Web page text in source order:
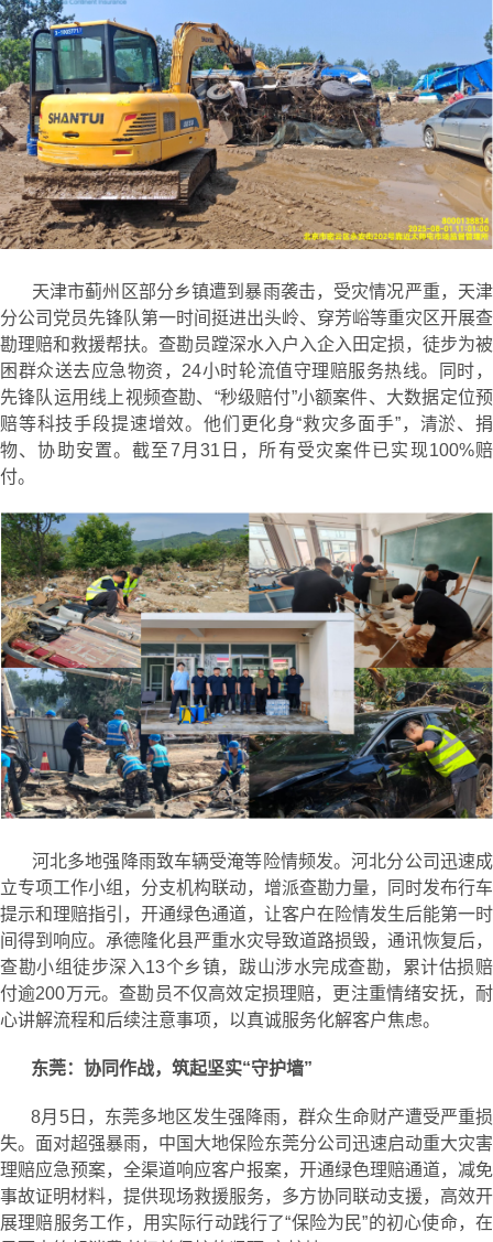
天津市蓟州区部分乡镇遭到暴雨袭击，受灾情况严重，天津
分公司党员先锋队第一时间挺进出头岭、穿芳峪等重灾区开展查
勘理赔和救援帮扶。查勘员蹚深水入户入企入田定损，徒步为被
困群众送去应急物资，24小时轮流值守理赔服务热线。同时，
先锋队运用线上视频查勘、“秒级赔付”小额案件、大数据定位预
赔等科技手段提速增效。他们更化身“救灾多面手”，清淤、捐
物、协助安置。截至7月31日，所有受灾案件已实现100%赔
付。
河北多地强降雨致车辆受淹等险情频发。河北分公司迅速成
立专项工作小组，分支机构联动，增派查勘力量，同时发布行车
提示和理赔指引，开通绿色通道，让客户在险情发生后能第一时
间得到响应。承德隆化县严重水灾导致道路损毁，通讯恢复后，
查勘小组徒步深入13个乡镇，跋山涉水完成查勘，累计估损赔
付逾200万元。查勘员不仅高效定损理赔，更注重情绪安抚，耐
心讲解流程和后续注意事项，以真诚服务化解客户焦虑。
东莞：协同作战，筑起坚实“守护墙”
8月5日，东莞多地区发生强降雨，群众生命财产遭受严重损
失。面对超强暴雨，中国大地保险东莞分公司迅速启动重大灾害
理赔应急预案，全渠道响应客户报案，开通绿色理赔通道，减免
事故证明材料，提供现场救援服务，多方协同联动支援，高效开
展理赔服务工作，用实际行动践行了“保险为民”的初心使命，在